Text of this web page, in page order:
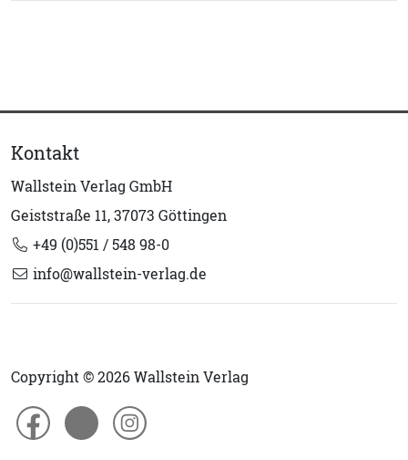
Kontakt
Wallstein Verlag GmbH
Geiststraße 11, 37073 Göttingen
+49 (0)551 / 548 98-0
info@wallstein-verlag.de
Copyright © 2026 Wallstein Verlag